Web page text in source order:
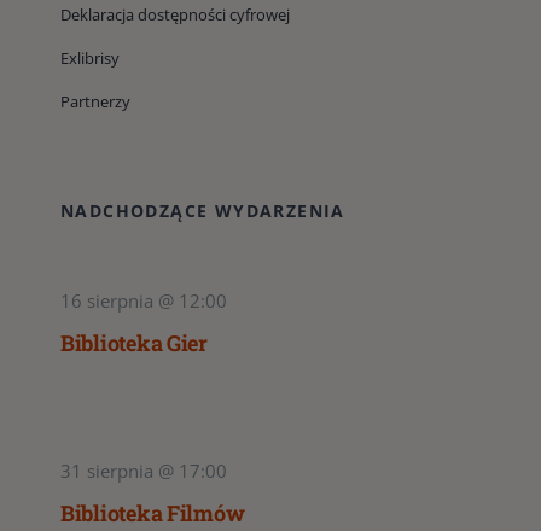
Deklaracja dostępności cyfrowej
Exlibrisy
Partnerzy
NADCHODZĄCE WYDARZENIA
16 sierpnia @ 12:00
Biblioteka Gier
31 sierpnia @ 17:00
Biblioteka Filmów